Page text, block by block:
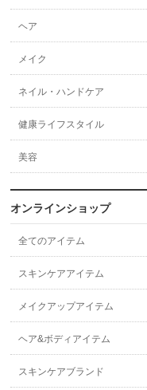
ヘア
メイク
ネイル・ハンドケア
健康ライフスタイル
美容
オンラインショップ
全てのアイテム
スキンケアアイテム
メイクアップアイテム
ヘア&ボディアイテム
スキンケアブランド